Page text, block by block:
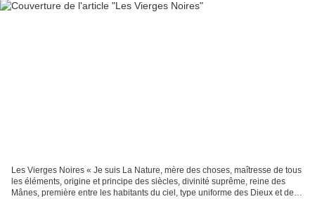
Les Vierges Noires « Je suis La Nature, mère des choses, maîtresse de tous
les éléments, origine et principe des siècles, divinité suprême, reine des
Mânes, première entre les habitants du ciel, type uniforme des Dieux et des